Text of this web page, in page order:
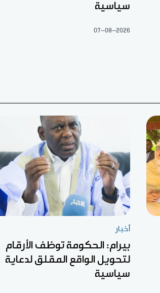
سياسية
07-08-2026
أخبار
بيرام: الحكومة توظف الأرقام
لتحويل الواقع المقلق لدعاية
سياسية